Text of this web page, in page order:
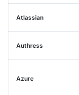
Atlassian
Authress
Azure